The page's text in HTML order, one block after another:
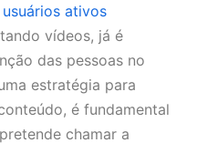
ativos
vídeos, já é
das pessoas no
estratégia para
é fundamental
chamar a